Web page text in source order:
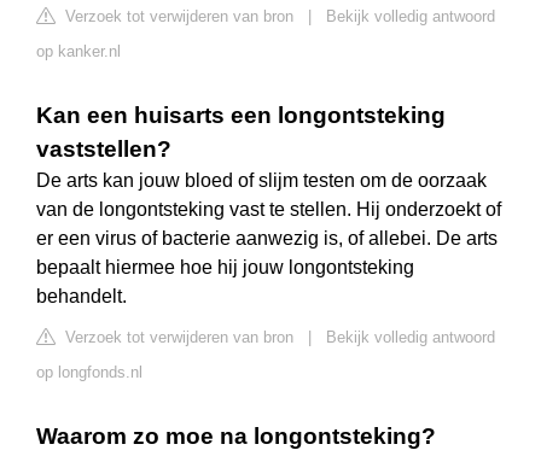
Verzoek tot verwijderen van bron
Bekijk volledig antwoord
op kanker.nl
Kan een huisarts een longontsteking
vaststellen?
De arts kan jouw bloed of slijm testen om de oorzaak
van de longontsteking vast te stellen. Hij onderzoekt of
er een virus of bacterie aanwezig is, of allebei. De arts
bepaalt hiermee hoe hij jouw longontsteking
behandelt.
Verzoek tot verwijderen van bron
Bekijk volledig antwoord
op longfonds.nl
Waarom zo moe na longontsteking?